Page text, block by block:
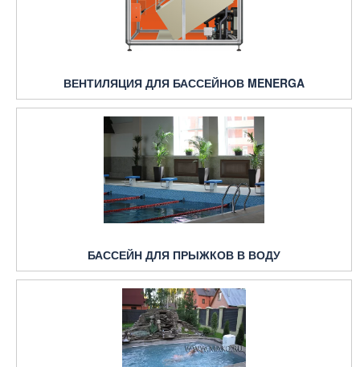
ВЕНТИЛЯЦИЯ ДЛЯ БАССЕЙНОВ MENERGA
БАССЕЙН ДЛЯ ПРЫЖКОВ В ВОДУ